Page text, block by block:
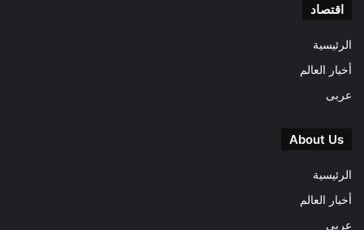
اقتصاد
الرئيسية
أخبار العالم
عربى
About Us
الرئيسية
أخبار العالم
عربى